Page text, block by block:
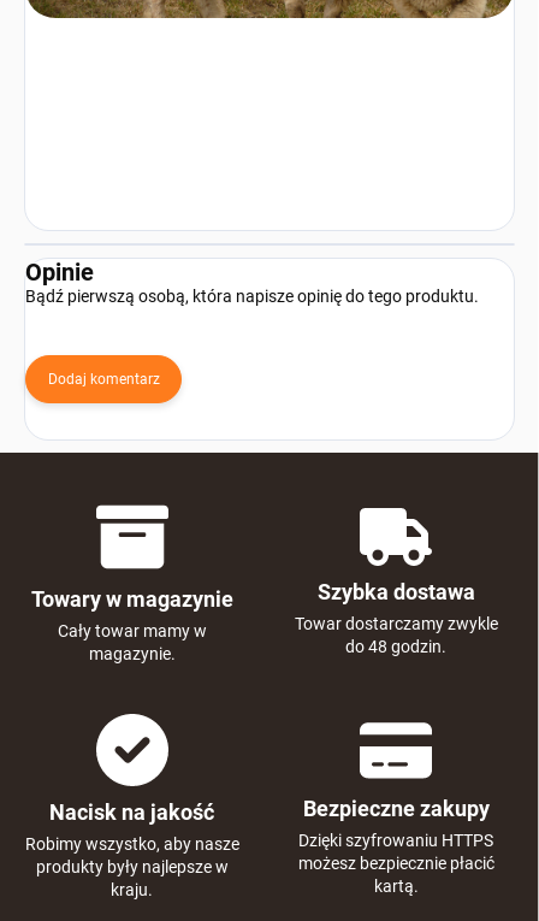
Opinie
Bądź pierwszą osobą, która napisze opinię do tego produktu.
Dodaj komentarz
Towary w magazynie
Cały towar mamy w
magazynie.
Szybka dostawa
Towar dostarczamy zwykle
do 48 godzin.
Nacisk na jakość
Robimy wszystko, aby nasze
produkty były najlepsze w
kraju.
Bezpieczne zakupy
Dzięki szyfrowaniu HTTPS
możesz bezpiecznie płacić
kartą.